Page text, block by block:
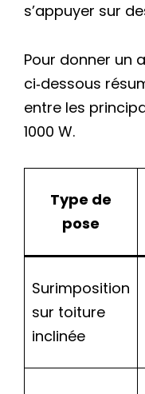
s’appuyer sur
Pour donner un
ci‑dessous
entre les
1000 W.
Type de
pose
Surimposition
sur toiture
inclinée